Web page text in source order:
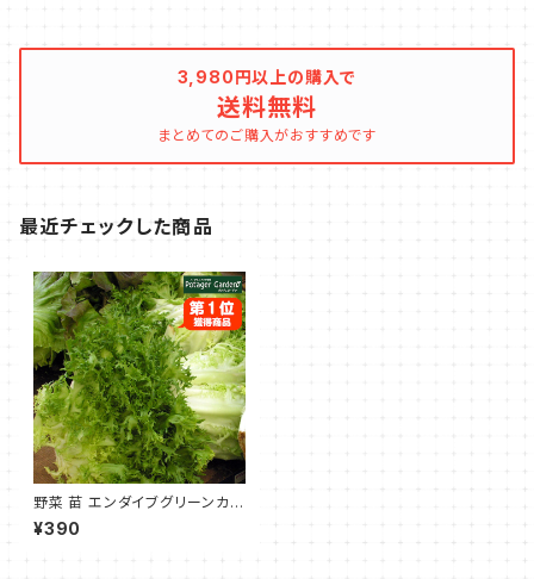
3,980円以上の購入で
送料無料
まとめてのご購入がおすすめです
最近チェックした商品
野菜 苗 エンダイブグリーンカー
ルド
¥390